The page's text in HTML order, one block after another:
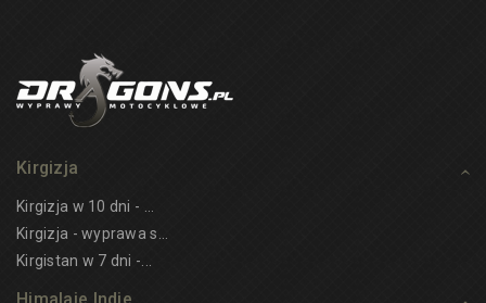
Kirgizja
Kirgizja w 10 dni - ...
Kirgizja - wyprawa s...
Kirgistan w 7 dni -...